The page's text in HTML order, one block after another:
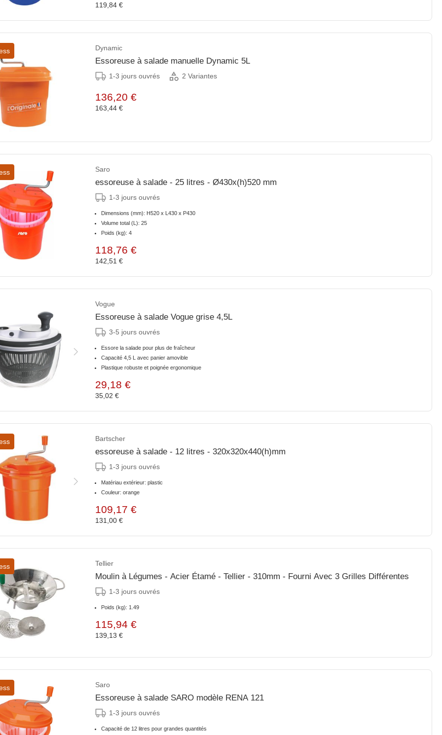
119,84 €
Dynamic
Essoreuse à salade manuelle Dynamic 5L
1-3 jours ouvrés 2 Variantes
136,20 €
163,44 €
Saro
essoreuse à salade - 25 litres - Ø430x(h)520 mm
1-3 jours ouvrés
Dimensions (mm): H520 x L430 x P430
Volume total (L): 25
Poids (kg): 4
118,76 €
142,51 €
Vogue
Essoreuse à salade Vogue grise 4,5L
3-5 jours ouvrés
Essore la salade pour plus de fraîcheur
Capacité 4,5 L avec panier amovible
Plastique robuste et poignée ergonomique
29,18 €
35,02 €
Bartscher
essoreuse à salade - 12 litres - 320x320x440(h)mm
1-3 jours ouvrés
Matériau extérieur: plastic
Couleur: orange
109,17 €
131,00 €
Tellier
Moulin à Légumes - Acier Étamé - Tellier - 310mm - Fourni Avec 3 Grilles Différentes
1-3 jours ouvrés
Poids (kg): 1.49
115,94 €
139,13 €
Saro
Essoreuse à salade SARO modèle RENA 121
1-3 jours ouvrés
Capacité de 12 litres pour grandes quantités